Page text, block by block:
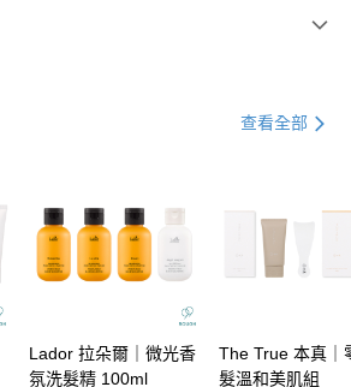
第一商業銀行
彰化商業銀行
兆豐國際商業銀行
台中商業銀行
華泰商業銀行
NT$66 21家銀行
第一商業銀行
台北富邦商業銀行
兆豐國際商業銀行
台中商業銀行
查看全部
Lador 拉朵爾｜微光香
氛洗髮精 100ml
The True 本真｜
髮溫和美肌組